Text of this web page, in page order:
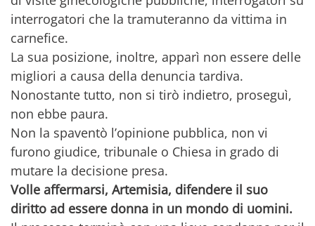
interrogatori che la tramuteranno da vittima in
carnefice.
La sua posizione, inoltre, apparì non essere delle
migliori a causa della denuncia tardiva.
Nonostante tutto, non si tirò indietro, proseguì,
non ebbe paura.
Non la spaventò l’opinione pubblica, non vi
furono giudice, tribunale o Chiesa in grado di
mutare la decisione presa.
Volle affermarsi, Artemisia, difendere il suo
diritto ad essere donna in un mondo di uomini.